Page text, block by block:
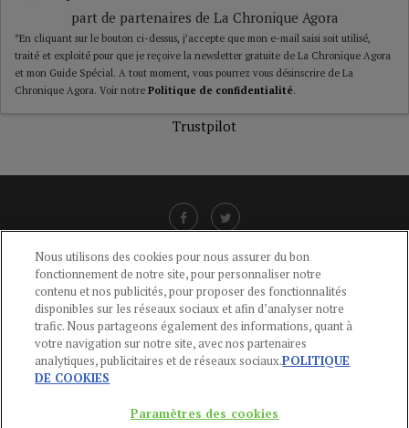
part de partenaires de La Chronique Agora
*En cliquant sur le bouton ci-dessus, j’accepte que mon e-mail saisi soit utilisé,
traité et exploité pour que je reçoive la newsletter gratuite de La Chronique Agora
et mon Guide Spécial. A tout moment, vous pourrez vous désinscrire de La
Chronique Agora. Voir notre Politique de confidentialité.
Trustpilot
LIENS UTILES
CGU-POLITIQUE DE CONFIDENTIALITÉ -POLITIQUE DES COOKIES
MENTIONS LÉGALES -AIDE
CONTACT
Du Lundi au Vendredi, 9h-13h et 14h-17h
Nous utilisons des cookies pour nous assurer du bon
fonctionnement de notre site, pour personnaliser notre
contenu et nos publicités, pour proposer des fonctionnalités
disponibles sur les réseaux sociaux et afin d’analyser notre
trafic. Nous partageons également des informations, quant à
votre navigation sur notre site, avec nos partenaires
analytiques, publicitaires et de réseaux sociaux.POLITIQUE
DE COOKIES
Paramètres des cookies